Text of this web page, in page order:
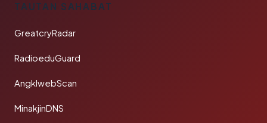
TAUTAN SAHABAT
GreatcryRadar
RadioeduGuard
AngklwebScan
MinakjinDNS